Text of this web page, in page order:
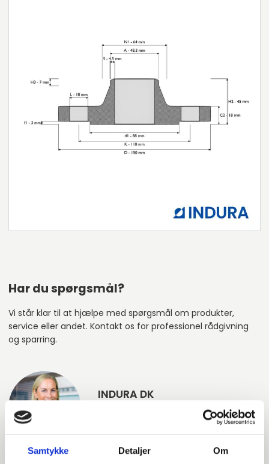
Samtykke Detaljer Om
Har du spørgsmål?
Vi står klar til at hjælpe med spørgsmål om produkter,
service eller andet. Kontakt os for professionel rådgivning
og sparring.
INDURA DK